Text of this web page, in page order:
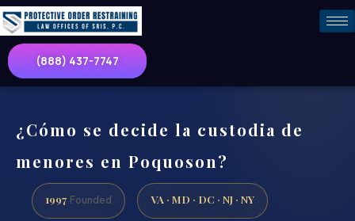
(888) 437-7747
¿Cómo se decide la custodia de
menores en Poquoson?
1997 Founded VA · MD · DC · NJ · NY